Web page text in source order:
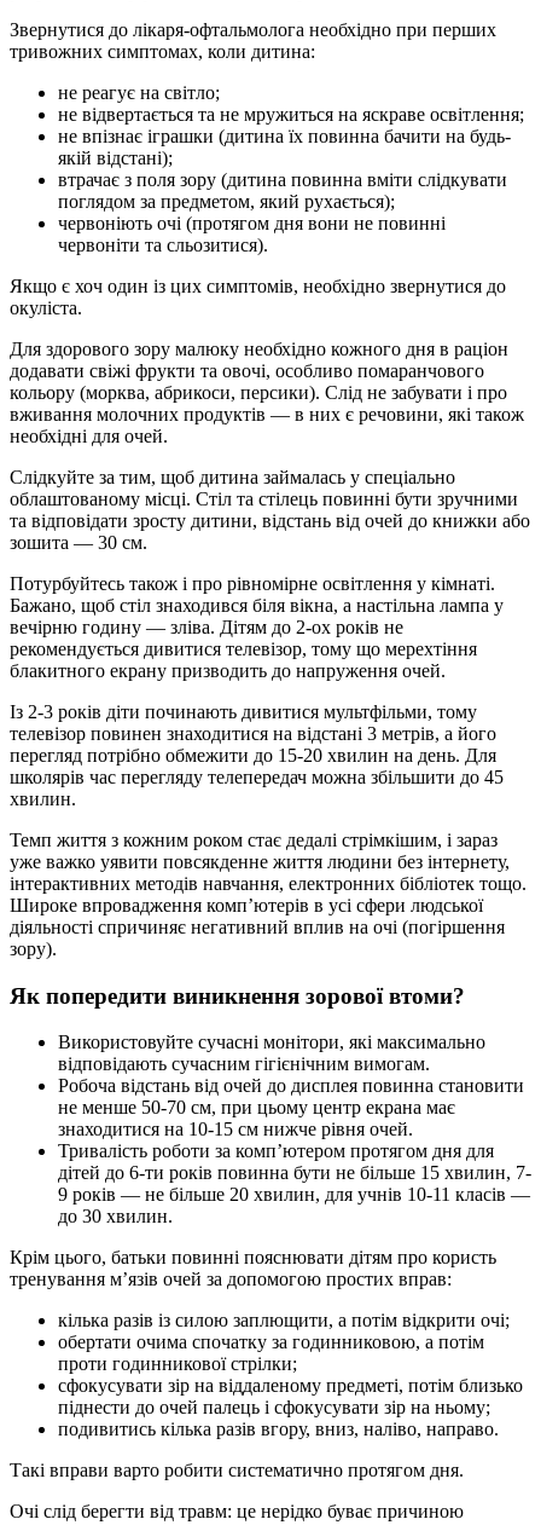
Звернутися до лікаря-офтальмолога необхідно при перших
тривожних симптомах, коли дитина:
не реагує на світло;
не відвертається та не мружиться на яскраве освітлення;
не впізнає іграшки (дитина їх повинна бачити на будь-
якій відстані);
втрачає з поля зору (дитина повинна вміти слідкувати
поглядом за предметом, який рухається);
червоніють очі (протягом дня вони не повинні
червоніти та сльозитися).
Якщо є хоч один із цих симптомів, необхідно звернутися до
окуліста.
Для здорового зору малюку необхідно кожного дня в раціон
додавати свіжі фрукти та овочі, особливо помаранчового
кольору (морква, абрикоси, персики). Слід не забувати і про
вживання молочних продуктів — в них є речовини, які також
необхідні для очей.
Слідкуйте за тим, щоб дитина займалась у спеціально
облаштованому місці. Стіл та стілець повинні бути зручними
та відповідати зросту дитини, відстань від очей до книжки або
зошита — 30 см.
Потурбуйтесь також і про рівномірне освітлення у кімнаті.
Бажано, щоб стіл знаходився біля вікна, а настільна лампа у
вечірню годину — зліва. Дітям до 2-ох років не
рекомендується дивитися телевізор, тому що мерехтіння
блакитного екрану призводить до напруження очей.
Із 2-3 років діти починають дивитися мультфільми, тому
телевізор повинен знаходитися на відстані 3 метрів, а його
перегляд потрібно обмежити до 15-20 хвилин на день. Для
школярів час перегляду телепередач можна збільшити до 45
хвилин.
Темп життя з кожним роком стає дедалі стрімкішим, і зараз
уже важко уявити повсякденне життя людини без інтернету,
інтерактивних методів навчання, електронних бібліотек тощо.
Широке впровадження комп’ютерів в усі сфери людської
діяльності спричиняє негативний вплив на очі (погіршення
зору).
Як попередити виникнення зорової втоми?
Використовуйте сучасні монітори, які максимально
відповідають сучасним гігієнічним вимогам.
Робоча відстань від очей до дисплея повинна становити
не менше 50-70 см, при цьому центр екрана має
знаходитися на 10-15 см нижче рівня очей.
Тривалість роботи за комп’ютером протягом дня для
дітей до 6-ти років повинна бути не більше 15 хвилин, 7-
9 років — не більше 20 хвилин, для учнів 10-11 класів —
до 30 хвилин.
Крім цього, батьки повинні пояснювати дітям про користь
тренування м’язів очей за допомогою простих вправ:
кілька разів із силою заплющити, а потім відкрити очі;
обертати очима спочатку за годинниковою, а потім
проти годинникової стрілки;
сфокусувати зір на віддаленому предметі, потім близько
піднести до очей палець і сфокусувати зір на ньому;
подивитись кілька разів вгору, вниз, наліво, направо.
Такі вправи варто робити систематично протягом дня.
Очі слід берегти від травм: це нерідко буває причиною